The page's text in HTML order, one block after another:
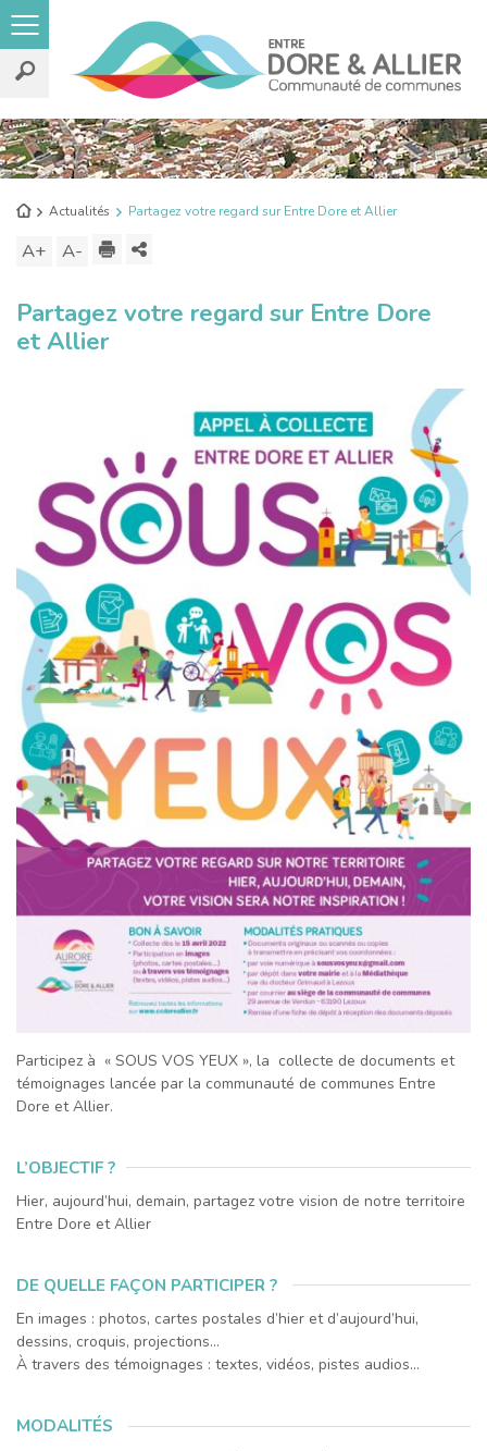
Rechercher
sur
le
site
Retour
l'accueil
Actualités Partagez votre regard sur Entre Dore et Allier
A+ Augmenter
taille
du
A- Diminuer
taille
du
Imprimer
contenu
Partagez votre regard sur Entre Dore
et Allier
Participez à « SOUS VOS YEUX », la collecte de documents et
témoignages lancée par la communauté de communes Entre
Dore et Allier.
L’OBJECTIF ?
Hier, aujourd’hui, demain, partagez votre vision de notre territoire
Entre Dore et Allier
DE QUELLE FAÇON PARTICIPER ?
En images : photos, cartes postales d’hier et d’aujourd’hui,
dessins, croquis, projections…
À travers des témoignages : textes, vidéos, pistes audios…
MODALITÉS